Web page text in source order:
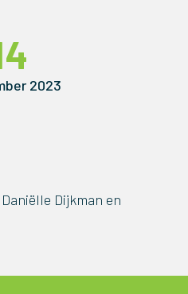
2023
Dijkman en